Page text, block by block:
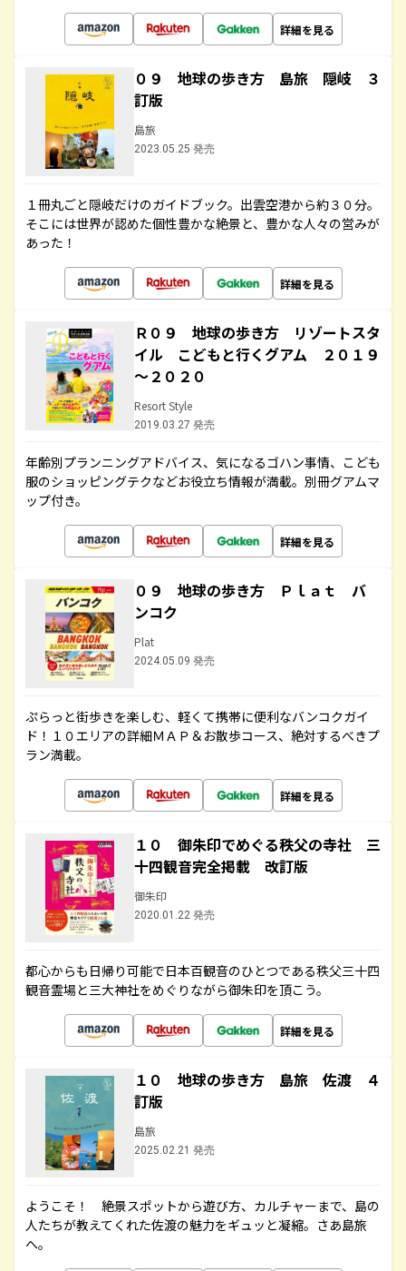
詳細を見る
０９ 地球の歩き方 島旅 隠岐 ３
訂版
島旅
2023.05.25 発売
１冊丸ごと隠岐だけのガイドブック。出雲空港から約３０分。
そこには世界が認めた個性豊かな絶景と、豊かな人々の営みが
あった！
詳細を見る
Ｒ０９ 地球の歩き方 リゾートスタ
イル こどもと行くグアム ２０１９
～２０２０
Resort Style
2019.03.27 発売
年齢別プランニングアドバイス、気になるゴハン事情、こども
服のショッピングテクなどお役立ち情報が満載。別冊グアムマ
ップ付き。
詳細を見る
０９ 地球の歩き方 Ｐｌａｔ バ
ンコク
Plat
2024.05.09 発売
ぷらっと街歩きを楽しむ、軽くて携帯に便利なバンコクガイ
ド！１０エリアの詳細ＭＡＰ＆お散歩コース、絶対するべきプ
ラン満載。
詳細を見る
１０ 御朱印でめぐる秩父の寺社 三
十四観音完全掲載 改訂版
御朱印
2020.01.22 発売
都心からも日帰り可能で日本百観音のひとつである秩父三十四
観音霊場と三大神社をめぐりながら御朱印を頂こう。
詳細を見る
１０ 地球の歩き方 島旅 佐渡 ４
訂版
島旅
2025.02.21 発売
ようこそ！ 絶景スポットから遊び方、カルチャーまで、島の
人たちが教えてくれた佐渡の魅力をギュッと凝縮。さあ島旅
へ。